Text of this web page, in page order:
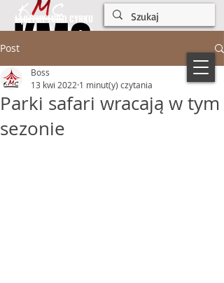
KMC
KMC
ŁĄCZYMY LUDZI CYRKU
Post
Parki safari wracają w tym
sezonie
Boss
13 kwi 2022 1 minut(y) czytania